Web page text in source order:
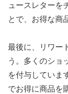
ュースレターを
とで、お得な商
最後に、リワー
う。多くのショ
を付与していま
でお得に商品を